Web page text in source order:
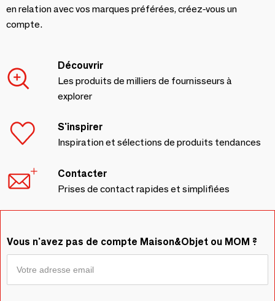
en relation avec vos marques préférées, créez-vous un
compte.
Découvrir
Les produits de milliers de fournisseurs à
explorer
S'inspirer
Inspiration et sélections de produits tendances
Contacter
Prises de contact rapides et simplifiées
Vous n'avez pas de compte Maison&Objet ou MOM ?